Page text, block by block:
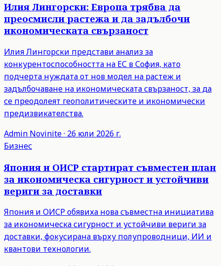
Илия Лингорски: Европа трябва да
преосмисли растежа и да задълбочи
икономическата свързаност
Илия Лингорски представи анализ за
конкурентоспособността на ЕС в София, като
подчерта нуждата от нов модел на растеж и
задълбочаване на икономическата свързаност, за да
се преодолеят геополитическите и икономически
предизвикателства.
Admin Novinite· 26 юли 2026 г.
Бизнес
Япония и ОИСР стартират съвместен план
за икономическа сигурност и устойчиви
вериги за доставки
Япония и ОИСР обявиха нова съвместна инициатива
за икономическа сигурност и устойчиви вериги за
доставки, фокусирана върху полупроводници, ИИ и
квантови технологии.